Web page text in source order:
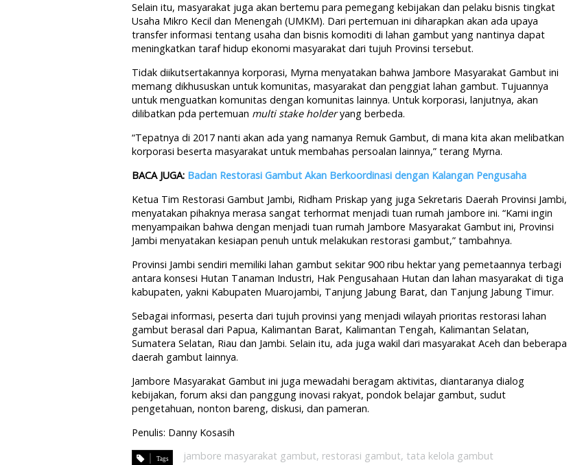
Selain itu, masyarakat juga akan bertemu para pemegang kebijakan dan pelaku bisnis tingkat
Usaha Mikro Kecil dan Menengah (UMKM). Dari pertemuan ini diharapkan akan ada upaya
transfer informasi tentang usaha dan bisnis komoditi di lahan gambut yang nantinya dapat
meningkatkan taraf hidup ekonomi masyarakat dari tujuh Provinsi tersebut.
Tidak diikutsertakannya korporasi, Myrna menyatakan bahwa Jambore Masyarakat Gambut ini
memang dikhususkan untuk komunitas, masyarakat dan penggiat lahan gambut. Tujuannya
untuk menguatkan komunitas dengan komunitas lainnya. Untuk korporasi, lanjutnya, akan
dilibatkan pda pertemuan multi stake holderyang berbeda.
“Tepatnya di 2017 nanti akan ada yang namanya Remuk Gambut, di mana kita akan melibatkan
korporasi beserta masyarakat untuk membahas persoalan lainnya,” terang Myrna.
BACA JUGA: Badan Restorasi Gambut Akan Berkoordinasi dengan Kalangan Pengusaha
Ketua Tim Restorasi Gambut Jambi, Ridham Priskap yang juga Sekretaris Daerah Provinsi Jambi,
menyatakan pihaknya merasa sangat terhormat menjadi tuan rumah jambore ini. “Kami ingin
menyampaikan bahwa dengan menjadi tuan rumah Jambore Masyarakat Gambut ini, Provinsi
Jambi menyatakan kesiapan penuh untuk melakukan restorasi gambut,” tambahnya.
Provinsi Jambi sendiri memiliki lahan gambut sekitar 900 ribu hektar yang pemetaannya terbagi
antara konsesi Hutan Tanaman Industri, Hak Pengusahaan Hutan dan lahan masyarakat di tiga
kabupaten, yakni Kabupaten Muarojambi, Tanjung Jabung Barat, dan Tanjung Jabung Timur.
Sebagai informasi, peserta dari tujuh provinsi yang menjadi wilayah prioritas restorasi lahan
gambut berasal dari Papua, Kalimantan Barat, Kalimantan Tengah, Kalimantan Selatan,
Sumatera Selatan, Riau dan Jambi. Selain itu, ada juga wakil dari masyarakat Aceh dan beberapa
daerah gambut lainnya.
Jambore Masyarakat Gambut ini juga mewadahi beragam aktivitas, diantaranya dialog
kebijakan, forum aksi dan panggung inovasi rakyat, pondok belajar gambut, sudut
pengetahuan, nonton bareng, diskusi, dan pameran.
Penulis: Danny Kosasih
jambore masyarakat gambut, restorasi gambut, tata kelola gambut